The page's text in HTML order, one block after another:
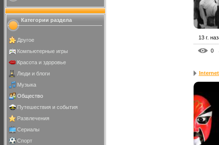
Категории раздела
Другое
Компьютерные игры
Красота и здоровье
Люди и блоги
Музыка
Общество
Путешествия и события
Развлечения
Сериалы
Спорт
13 г.
0